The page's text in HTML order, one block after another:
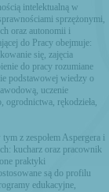
intelektualną w
sprzężonymi,
oraz autonomii i
do Pracy obejmuje:
się, zajęcia
do pracy rozumiane
podstawowej wiedzy o
uczenie
rękodzieła,
z zespołem Aspergera i
kucharz oraz pracownik
praktyki
są do profilu
edukacyjne,